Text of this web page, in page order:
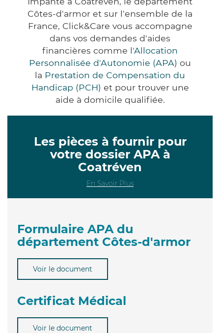
Côtes-d'armor et sur l'ensemble de la
France, Click&Care vous accompagne
dans vos demandes d'aides
financières comme l'Allocation
Personnalisée d'Autonomie (APA) ou
la Prestation de Compensation du
Handicap (PCH) et pour trouver une
aide à domicile qualifiée.
Les pièces à fournir pour
votre dossier APA à
Coatréven
En Savoir Plus
Formulaire APA du
département Côtes-d'armor
Voir le document
Certificat Médical
Voir le document